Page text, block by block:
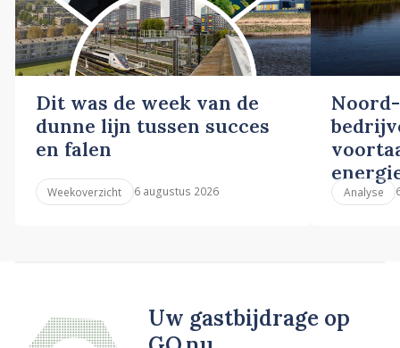
Dit was de week van de
dunne lijn tussen succes
en falen
Weekoverzicht 6 augustus 2026 Analyse
Uw gastbijdrage op